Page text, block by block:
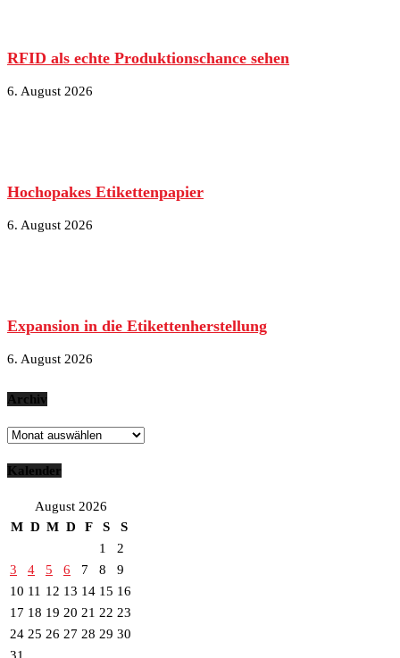
RFID als echte Produktionschance sehen
6. August 2026
Hochopakes Etikettenpapier
6. August 2026
Expansion in die Etikettenherstellung
6. August 2026
Archiv
Archiv
Kalender
August 2026
M D M D F S
S
1
2
3
4 5 6 7 8
9
10 11 12 13 14 15 16
17 18 19 20 21 22 23
24 25 26 27 28 29 30